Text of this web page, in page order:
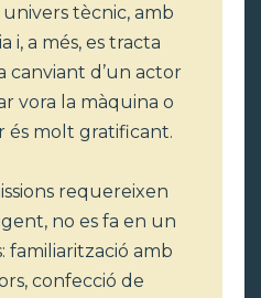
tècnic, amb
i, a més, es tracta
canviant d’un actor
vora la màquina o
és molt gratificant.
requereixen
no es fa en un
familiarització amb
confecció de